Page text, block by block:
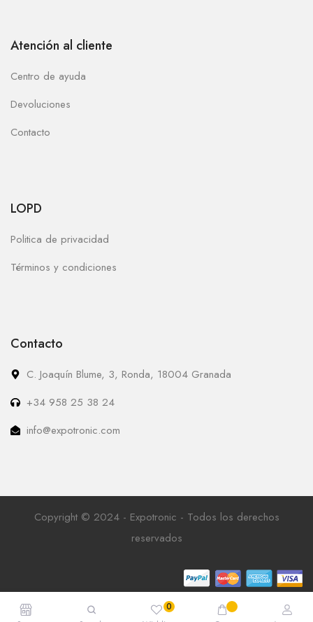
Atención al cliente
Centro de ayuda
Devoluciones
Contacto
LOPD
Politica de privacidad
Términos y condiciones
Contacto
C. Joaquín Blume, 3, Ronda, 18004 Granada
+34 958 25 38 24
info@expotronic.com
Copyright © 2024 - Expotronic - Todos los derechos
reservados